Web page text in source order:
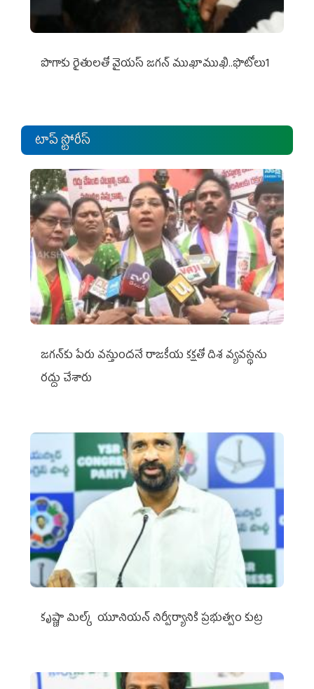
పొగాకు రైతుల‌తో వైయ‌స్ జ‌గ‌న్ ముఖాముఖి..ఫొటోలు1
టాప్ స్టోరీస్
జగన్‌కు పేరు వస్తుందనే రాజకీయ కక్షతో దిశ వ్య‌వ‌స్థ‌ను
రద్దు చేశారు
కృష్ణా మిల్క్‌ యూనియన్‌ నిర్వీర్యానికి ప్రభుత్వం కుట్ర